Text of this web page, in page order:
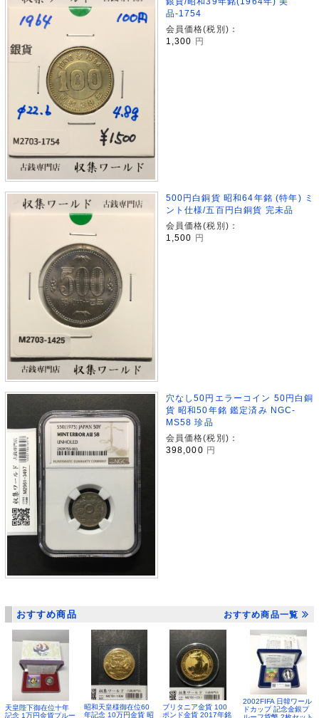
品-1754
会員価格(税別)：
1,300 円
500円白銅貨 昭和64年銘 (特年) ミ
ント仕様/五百円白銅貨 完未品
会員価格(税別)：
1,500
円
穴なし50円エラーコイン 50円白銅
貨 昭和50年銘 鑑定済み NGC-
MS58 珍品
会員価格(税別)：
398,000 円
おすすめ商品 おすすめ商品一覧
天皇陛下御在位十年
記念 1万円金貨プルー
昭和天皇様御在位60
年記念 10万円金貨 昭
ブリタニア金貨 100
ポンド金貨 2017年銘
2002FIFA 日韓ワール
ドカップ 記念金銀プ